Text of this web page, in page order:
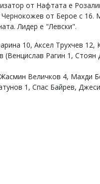
от Нафтата е
Чернокожев от Берое с 16.
Лидер е "Левски".
10, Аксел Трухчев 12,
Рагин 1, Стоян
Величков 4, Махди
1, Спас Байрев,